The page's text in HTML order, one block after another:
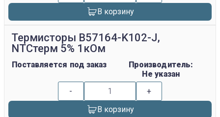
В корзину
Термисторы B57164-K102-J,
NTCтерм 5% 1кОм
Поставляется под заказ
Производитель:
Не указан
-
+
В корзину